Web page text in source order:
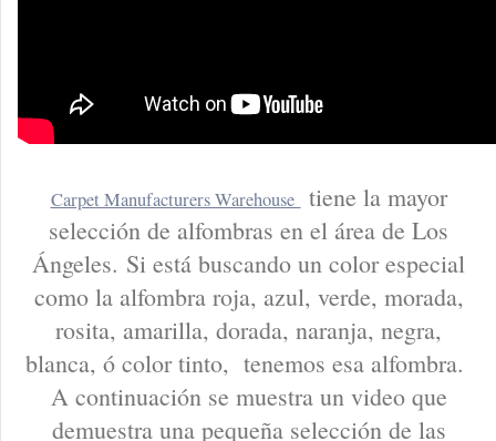
Carpet Manufacturers Warehouse tiene la mayor
selección de alfombras en el área de Los
Ángeles. Si está buscando un color especial
como la alfombra roja, azul, verde, morada,
rosita, amarilla, dorada, naranja, negra,
blanca, ó color tinto, tenemos esa alfombra.
A continuación se muestra un video que
demuestra una pequeña selección de las